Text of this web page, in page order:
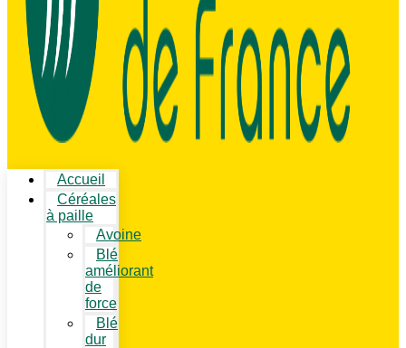
Accueil
Céréales
à paille
Avoine
Blé
améliorant
de
force
Blé
dur